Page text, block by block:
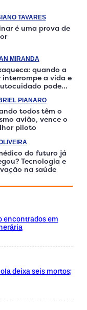
encontrados em
deixa seis mortos;
TAVARES
é uma prova de
MIRANDA
quando a
interrompe a vida e
pode
PIANARO
todos têm o
avião, vence o
piloto
do futuro já
Tecnologia e
na saúde